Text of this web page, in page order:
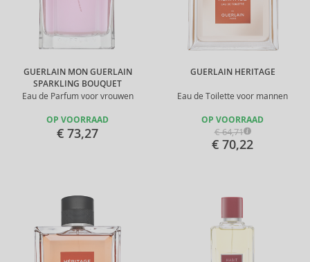
GUERLAIN MON GUERLAIN
SPARKLING BOUQUET
Eau de Parfum voor vrouwen
OP VOORRAAD
€ 73,27
GUERLAIN HERITAGE
Eau de Toilette voor mannen
OP VOORRAAD
€ 64,71
€ 70,22